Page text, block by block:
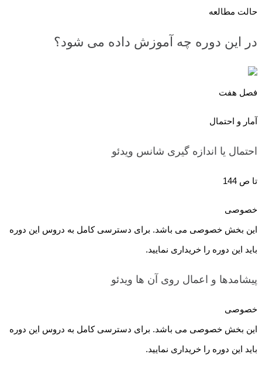
حالت مطالعه
در این دوره چه آموزش داده می شود؟
فصل هفت
آمار و احتمال
احتمال یا اندازه گیری شانس ویدئو
تا ص 144
خصوصی
این بخش خصوصی می باشد. برای دسترسی کامل به دروس این دوره
باید این دوره را خریداری نمایید.
پیشامدها و اعمال روی آن ها ویدئو
خصوصی
این بخش خصوصی می باشد. برای دسترسی کامل به دروس این دوره
باید این دوره را خریداری نمایید.